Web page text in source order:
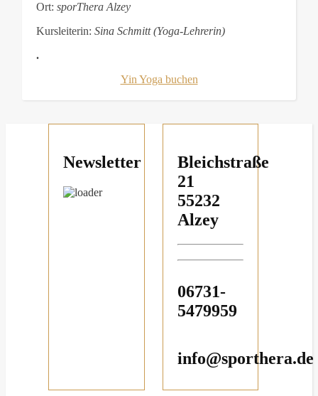
Ort: sporThera Alzey
Kursleiterin: Sina Schmitt (Yoga-Lehrerin)
.
Yin Yoga buchen
Newsletter
Bleichstraße
21
55232
Alzey
06731-
5479959
info@sporthera.de